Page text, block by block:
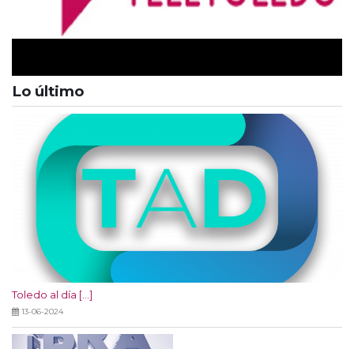
Lo último
Toledo al día [...]
13-06-2024